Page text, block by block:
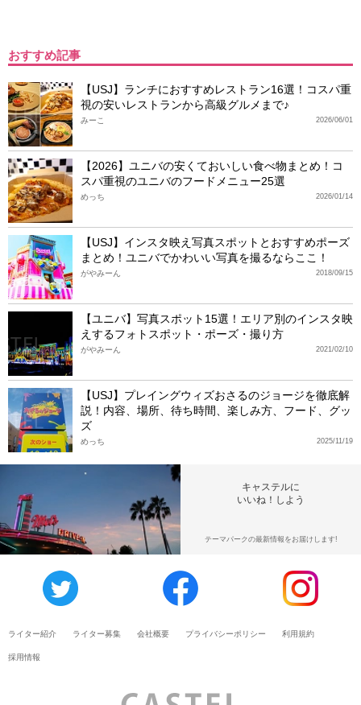
おすすめ記事
【USJ】ランチにおすすめレストラン16選！コスパ重
視の安いレストランから高級グルメまで♪
2026/06/01
みーこ
【2026】ユニバの安くておいしい食べ物まとめ！コ
スパ重視のユニバのフードメニュー25選
2026/01/14
めっち
【USJ】インスタ映え写真スポットとおすすめポーズ
まとめ！ユニバでかわいい写真を撮るならここ！
2018/09/15
がやみーん
【ユニバ】写真スポット15選！エリア別のインスタ映
えするフォトスポット・ポーズ・撮り方
2021/02/10
がやみーん
【USJ】プレイングウィズおさるのジョージを徹底解
説！内容、場所、待ち時間、楽しみ方、フード、グッ
ズ
2025/11/19
めっち
キャステルに
いいね！しよう
テーマパークの最新情報をお届けします!
ライター紹介 ライター募集 会社概要 プライバシーポリシー 利用規約
採用情報